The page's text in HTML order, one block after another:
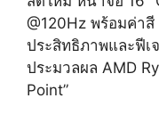
@120Hz พร้อมค่า
ประสิทธิภาพและฟีเ
ประมวลผล AMD
Point”